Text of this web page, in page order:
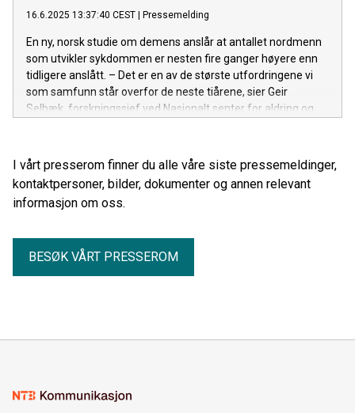
16.6.2025 13:37:40 CEST | Pressemelding
En ny, norsk studie om demens anslår at antallet nordmenn
som utvikler sykdommen er nesten fire ganger høyere enn
tidligere anslått. – Det er en av de største utfordringene vi
som samfunn står overfor de neste tiårene, sier Geir
Selbæk, forskningssjef ved Nasjonalt senter for aldring og
I vårt presserom finner du alle våre siste pressemeldinger,
kontaktpersoner, bilder, dokumenter og annen relevant
informasjon om oss.
BESØK VÅRT PRESSEROM